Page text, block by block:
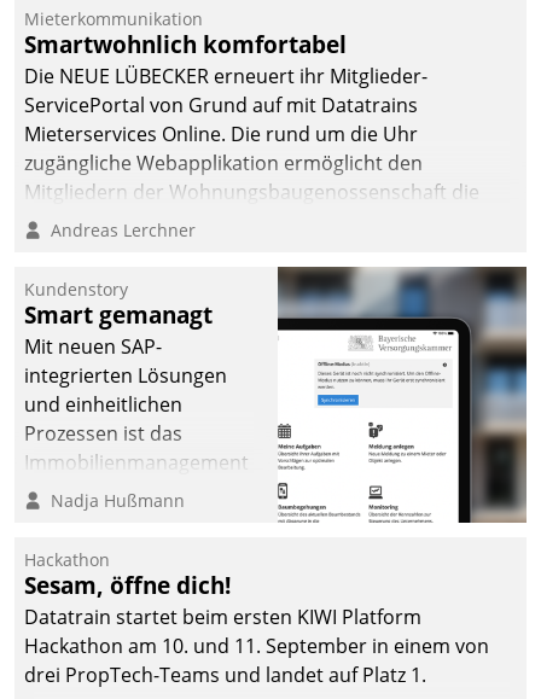
Datatrain ermöglicht
automatisiert ausgelöste,
zielgerichtete
Mieterbefragungen – eine
starke Grundlage für
intelligente,
Entscheidungen.
Mieterkommunikation
Smartwohnlich komfortabel
Die NEUE LÜBECKER erneuert ihr Mitglieder-
ServicePortal von Grund auf mit Datatrains
Mieterservices Online. Die rund um die Uhr
zugängliche Webapplikation ermöglicht den
Mitgliedern der Wohnungs­bau­genossenschaft die
Kontaktaufnahme per Smartphone, Tablet oder PC.
Andreas Lerchner
Kundenstory
Smart gemanagt
Mit neuen SAP-
integrierten Lösungen
und einheitlichen
Prozessen ist das
Immobilienmanagement
der Bayerischen
Ressort Kapitalanlage für
künftige Aufgaben und
Herausforderungen
gerüstet.
Nadja Hußmann
Hackathon
Sesam, öffne dich!
Datatrain startet beim ersten KIWI Platform
Hackathon am 10. und 11. September in einem von
drei PropTech-Teams und landet auf Platz 1.